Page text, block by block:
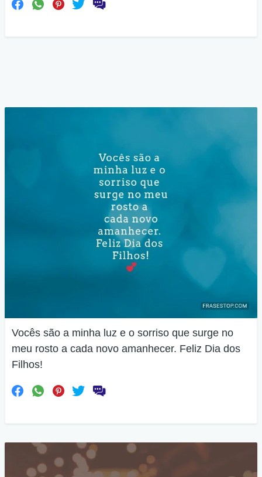
Vocês são a minha luz e o sorriso que surge no
meu rosto a cada novo amanhecer. Feliz Dia dos
Filhos!